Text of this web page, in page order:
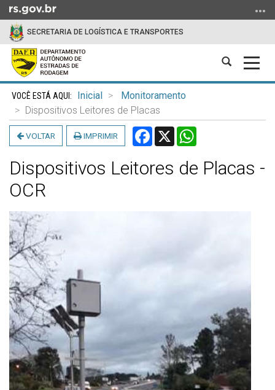
para
conteúdo
para
menu
para
busca
SECRETARIA DE LOGÍSTICA E TRANSPORTES
Abrir
Início
conteúdo
Inicial
Monitoramento
Dispositivos Leitores de Placas
VOLTAR IMPRIMIR Facebook
X
Dispositivos Leitores de Placas -
OCR